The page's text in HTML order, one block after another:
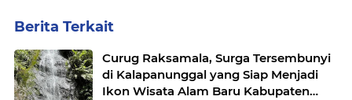
Berita Terkait
Curug Raksamala, Surga Tersembunyi
di Kalapanunggal yang Siap Menjadi
Ikon Wisata Alam Baru Kabupaten